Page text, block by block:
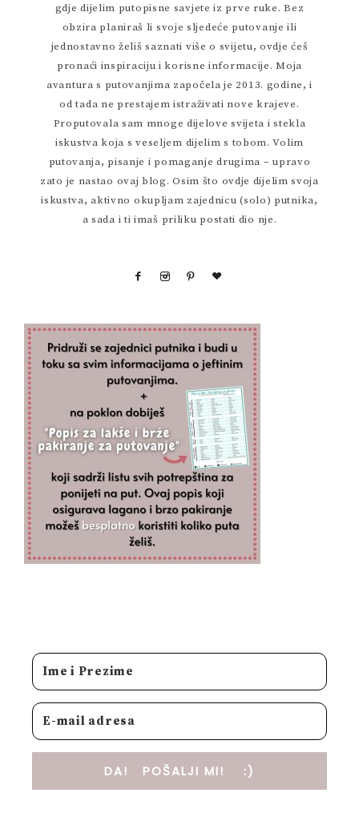
gdje dijelim putopisne savjete iz prve ruke. Bez
obzira planiraš li svoje sljedeće putovanje ili
jednostavno želiš saznati više o svijetu, ovdje ćeš
pronaći inspiraciju i korisne informacije. Moja
avantura s putovanjima započela je 2013. godine, i
od tada ne prestajem istraživati nove krajeve.
Proputovala sam mnoge dijelove svijeta i stekla
iskustva koja s veseljem dijelim s tobom. Volim
putovanja, pisanje i pomaganje drugima – upravo
zato je nastao ovaj blog. Osim što ovdje dijelim svoja
iskustva, aktivno okupljam zajednicu (solo) putnika,
a sada i ti imaš priliku postati dio nje.
DA! POŠALJI MI! :)